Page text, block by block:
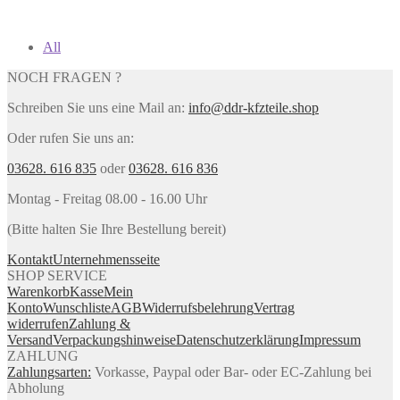
All
NOCH FRAGEN ?
Schreiben Sie uns eine Mail an: info@ddr-kfzteile.shop
Oder rufen Sie uns an:
03628. 616 835 oder03628. 616 836
Montag - Freitag 08.00 - 16.00 Uhr
(Bitte halten Sie Ihre Bestellung bereit)
KontaktUnternehmensseite
SHOP SERVICE
WarenkorbKasseMein
KontoWunschlisteAGBWiderrufsbelehrungVertrag
widerrufenZahlung &
VersandVerpackungshinweiseDatenschutzerklärungImpressum
ZAHLUNG
Zahlungsarten: Vorkasse, Paypal oder Bar- oder EC-Zahlung bei
Abholung